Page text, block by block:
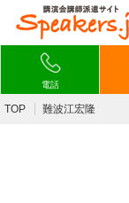
電話
TOP 難波江宏隆